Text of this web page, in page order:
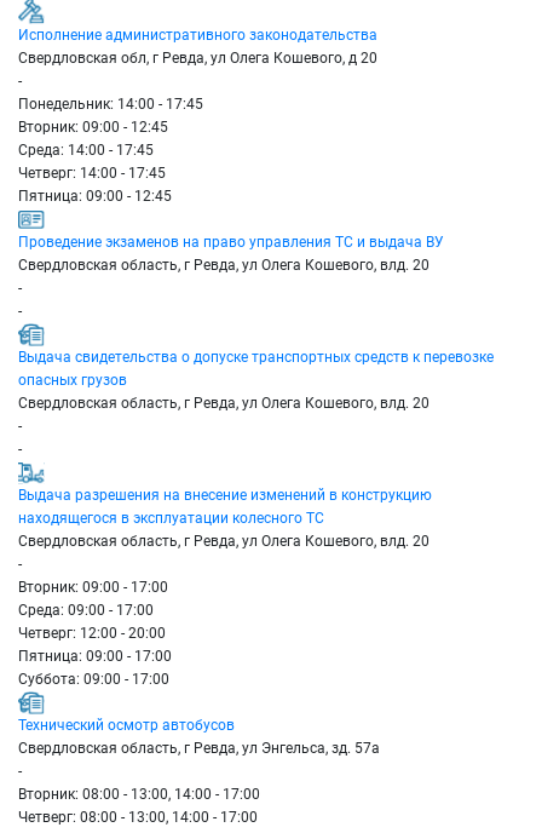
Исполнение административного законодательства
Свердловская обл, г Ревда, ул Олега Кошевого, д 20
-
Понедельник: 14:00 - 17:45
Вторник: 09:00 - 12:45
Среда: 14:00 - 17:45
Четверг: 14:00 - 17:45
Пятница: 09:00 - 12:45
Проведение экзаменов на право управления ТС и выдача ВУ
Свердловская область, г Ревда, ул Олега Кошевого, влд. 20
-
-
Выдача свидетельства о допуске транспортных средств к перевозке
опасных грузов
Свердловская область, г Ревда, ул Олега Кошевого, влд. 20
-
-
Выдача разрешения на внесение изменений в конструкцию
находящегося в эксплуатации колесного ТС
Свердловская область, г Ревда, ул Олега Кошевого, влд. 20
-
Вторник: 09:00 - 17:00
Среда: 09:00 - 17:00
Четверг: 12:00 - 20:00
Пятница: 09:00 - 17:00
Суббота: 09:00 - 17:00
Технический осмотр автобусов
Свердловская область, г Ревда, ул Энгельса, зд. 57а
-
Вторник: 08:00 - 13:00, 14:00 - 17:00
Четверг: 08:00 - 13:00, 14:00 - 17:00